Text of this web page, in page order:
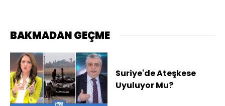
BAKMADAN GEÇME
Suriye'de Ateşkese
Uyuluyor Mu?